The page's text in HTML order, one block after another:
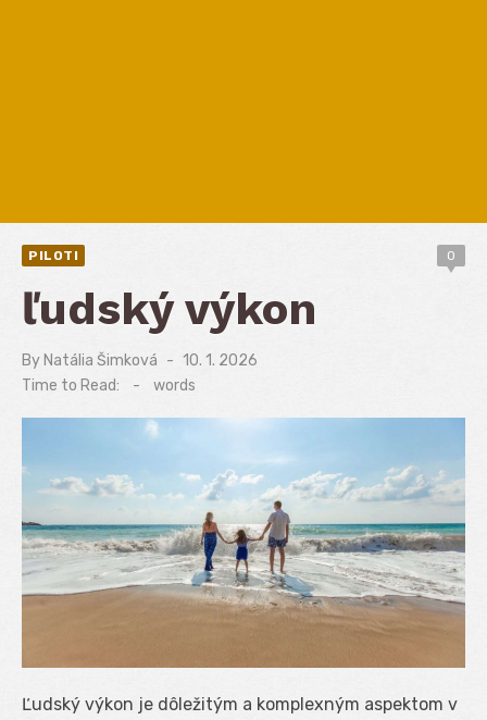
PILOTI 0
ľudský výkon
By Natália Šimková
Posted
on
10. 1. 2026
Time to Read:
- words
Ľudský výkon je dôležitým a komplexným aspektom v